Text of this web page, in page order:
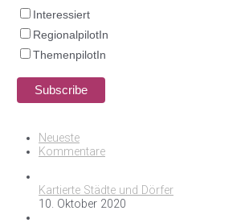
Interessiert
RegionalpilotIn
ThemenpilotIn
Neueste
Kommentare
Kartierte Städte und Dörfer
10. Oktober 2020